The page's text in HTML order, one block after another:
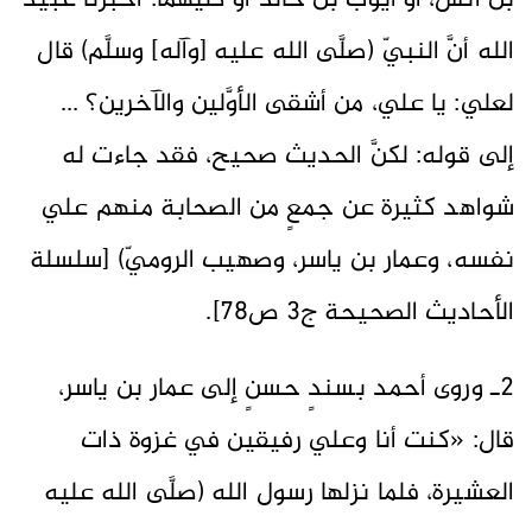
الله أنَّ النبيّ (صلَّى الله عليه [وآله] وسلَّم) قال
لعلي: يا علي، ‌من ‌أشقى ‌الأوَّلين ‌والآخرين؟ ...
إلى قوله: لكنَّ الحديث صحيح، فقد جاءت له
شواهد كثيرة عن جمعٍ من الصحابة منهم علي
نفسه، وعمار بن ياسر، وصهيب الروميّ) [سلسلة
الأحاديث الصحيحة ج3 ص78].
2ـ وروى أحمد بسندٍ حسنٍ إلى عمار بن ياسر،
قال: «كنت أنا وعلي رفيقين في غزوة ذات
العشيرة، فلما نزلها رسول الله (صلَّى الله عليه